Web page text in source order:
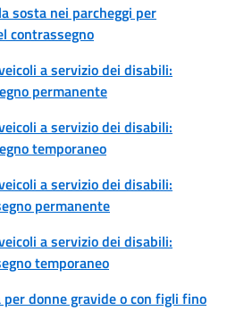
sosta nei parcheggi per
contrassegno
a servizio dei disabili:
permanente
a servizio dei disabili:
temporaneo
a servizio dei disabili:
permanente
a servizio dei disabili:
temporaneo
donne gravide o con figli fino